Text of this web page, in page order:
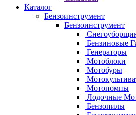
Каталог
Бензоинструмент
Бензоинструмент
Бензиновые
Генераторы
Мотоблоки
Мотобуры
Мотопомпы
Лодочные
Бензопилы